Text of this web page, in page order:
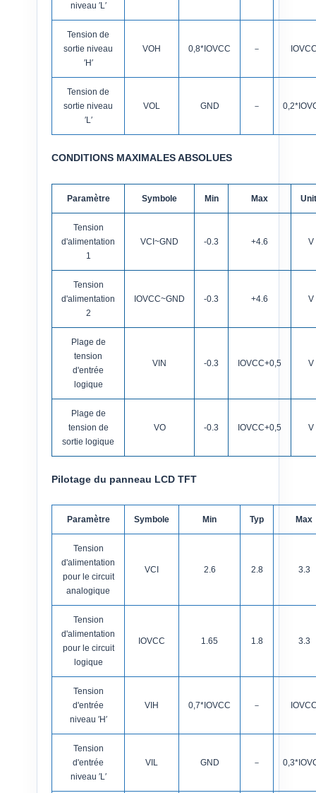
niveau ′L′
Tension de
sortie niveau
′H′
VOH 0,8*IOVCC －
Tension de
sortie niveau
′L′
VOL GND －
CONDITIONS MAXIMALES ABSOLUES
Paramètre Symbole Min Max
Tension
d'alimentation
1
VCI~GND -0.3 +4.6 V
Tension
d'alimentation
2
IOVCC~GND -0.3 +4.6 V
Plage de
tension
d'entrée
logique
VIN -0.3 IOVCC+0,5 V
Plage de
tension de
sortie logique
VO -0.3 IOVCC+0,5 V
Pilotage du panneau LCD TFT
Paramètre Symbole Min Typ Max
Tension
d'alimentation
pour le circuit
analogique
VCI 2.6 2.8 3.3
Tension
d'alimentation
pour le circuit
logique
IOVCC 1.65 1.8 3.3
Tension
d'entrée
niveau ′H′
VIH 0,7*IOVCC －
Tension
d'entrée
niveau ′L′
VIL GND －